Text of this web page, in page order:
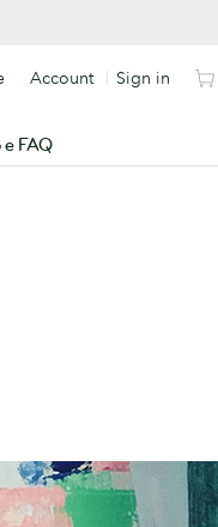
FAQ
Account Sign in